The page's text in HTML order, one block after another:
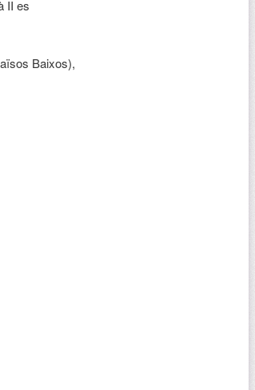
II es
Baixos),